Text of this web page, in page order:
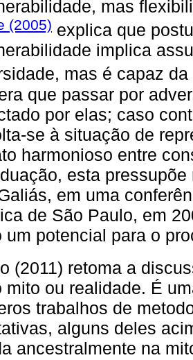
mas
(2005) explica que
implica
mas é capaz
que passar por
por elas; caso
se à situação de
harmonioso entre
esta
em uma
de São Paulo, em
um potencial para o
(2011) retoma a
mito ou realidade. É
trabalhos de
alguns deles
ancestralmente na